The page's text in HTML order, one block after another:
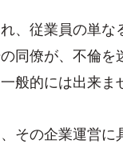
、従業員の単
同僚が、不倫
般的には出来ま
その企業運営